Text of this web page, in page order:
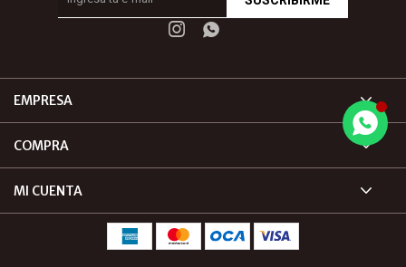
EMPRESA
COMPRA
MI CUENTA
 